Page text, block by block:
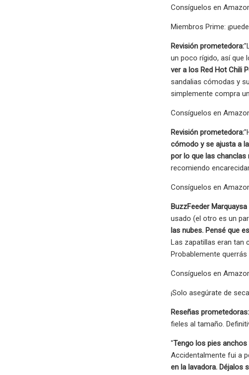
Consíguelos en
Miembros Prime:
Revisión prometedora:
un poco rígido, así que
ver a los Red Hot Chili
sandalias cómodas y
simplemente compra
Consíguelos en
Revisión prometedora:
cómodo y se ajusta a
por lo que las
recomiendo
Consíguelos en
BuzzFeeder
usado (el otro es un
las nubes. Pensé que
Las zapatillas eran tan
Probablemente
Consíguelos en
¡Solo asegúrate de
Reseñas prometedoras:
fieles al tamaño.
"Tengo los pies
Accidentalmente fui a
en la lavadora. Déjalos